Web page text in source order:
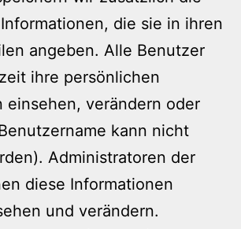
die sie in ihren
angeben. Alle Benutzer
ihre persönlichen
einsehen, verändern oder
kann nicht
Administratoren der
diese Informationen
und verändern.